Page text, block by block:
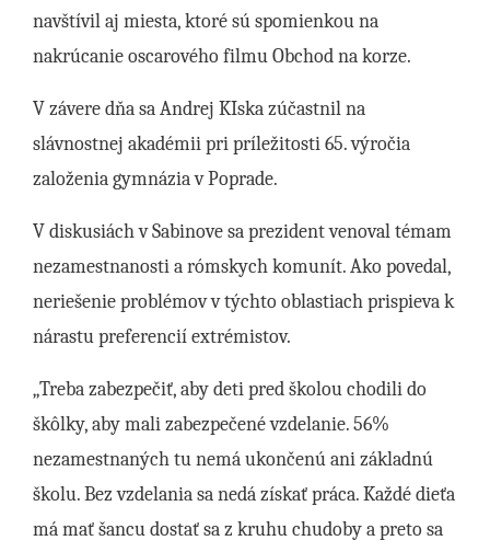
navštívil aj miesta, ktoré sú spomienkou na
nakrúcanie oscarového filmu Obchod na korze.
V závere dňa sa Andrej KIska zúčastnil na
slávnostnej akadémii pri príležitosti 65. výročia
založenia gymnázia v Poprade.
V diskusiách v Sabinove sa prezident venoval témam
nezamestnanosti a rómskych komunít. Ako povedal,
neriešenie problémov v týchto oblastiach prispieva k
nárastu preferencií extrémistov.
„Treba zabezpečiť, aby deti pred školou chodili do
škôlky, aby mali zabezpečené vzdelanie. 56%
nezamestnaných tu nemá ukončenú ani základnú
školu. Bez vzdelania sa nedá získať práca. Každé dieťa
má mať šancu dostať sa z kruhu chudoby a preto sa